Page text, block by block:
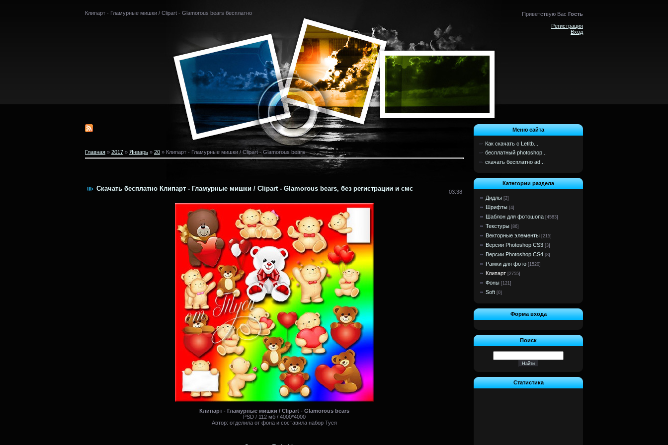
Клипарт - Гламурные мишки / Clipart - Glamorous bears бесплатно Приветствую Вас Гость
Регистрация
Вход
Главная » 2017 » Январь » 20 » Клипарт - Гламурные мишки / Clipart - Glamorous bears
Скачать бесплатно Клипарт - Гламурные мишки / Clipart - Glamorous bears, без регистрации и смс 03:38
Клипарт - Гламурные мишки / Clipart - Glamorous bears
PSD / 112 мб / 4000*4000
Автор: отделила от фона и составила набор Туся
Меню сайта
Как скачать с Letitb...
бесплатный photoshop...
скачать бесплатно ad...
Категории раздела
Дидлы [2]
Шрифты [4]
Шаблон для фотошопа [4583]
Текстуры [86]
Векторные элементы [215]
Версии Photoshop CS3 [3]
Версии Photoshop CS4 [8]
Рамки для фото [1520]
Клипарт [2755]
Фоны [121]
Soft [0]
Форма входа
Поиск
Статистика